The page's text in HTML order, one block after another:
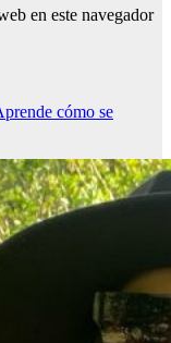
en este navegador
cómo se